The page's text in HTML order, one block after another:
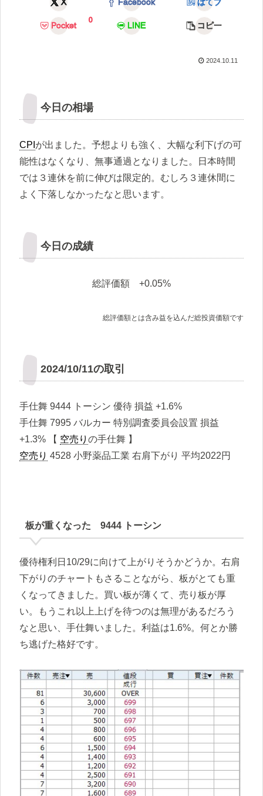
Pocket
0
LINE コピー
2024.10.11
今日の相場
CPI が出ました。予想よりも強く、大幅な利下げの可
能性はなくなり、無事通過となりました。日本時間
では３連休を前に伸びは限定的。むしろ３連休間に
よく下落しなかったなと思います。
今日の成績
総評価額 +0.05%
総評価額とは含み益を込んだ総投資価額です
2024/10/11の取引
手仕舞 9444 トーシン 優待 損益 +1.6%
手仕舞 7995 バルカー 特別調査委員会設置 損益
+1.3% 【 空売り の手仕舞 】
空売り 4528 小野薬品工業 右肩下がり 平均2022円
板が重くなった 9444 トーシン
優待権利日10/29に向けて上がりそうかどうか。右肩
下がりのチャートもさることながら、板がとても重
くなってきました。買い板が薄くて、売り板が厚
い。もうこれ以上上げを待つのは無理があるだろう
なと思い、手仕舞いました。利益は1.6%。何とか勝
ち逃げた格好です。